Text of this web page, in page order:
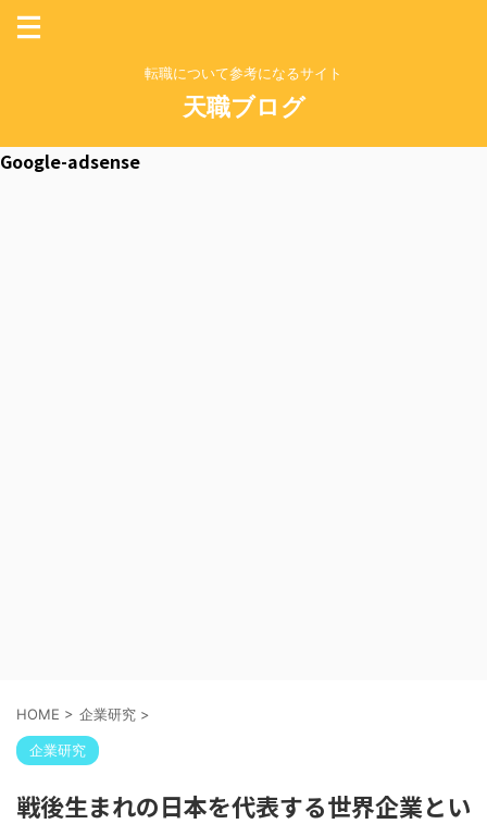
転職について参考になるサイト
天職ブログ
Google-adsense
HOME > 企業研究 >
企業研究
戦後生まれの日本を代表する世界企業とい